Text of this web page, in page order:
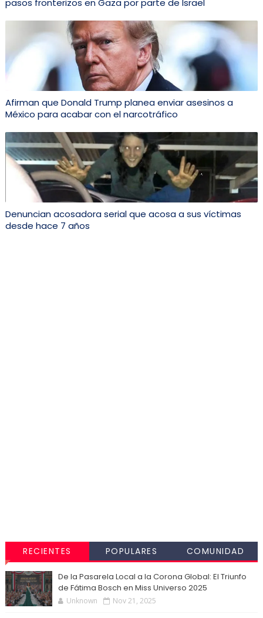
pasos fronterizos en Gaza por parte de Israel
Afirman que Donald Trump planea enviar asesinos a
México para acabar con el narcotráfico
Denuncian acosadora serial que acosa a sus víctimas
desde hace 7 años
RECIENTES POPULARES COMUNIDAD
De la Pasarela Local a la Corona Global: El Triunfo
de Fátima Bosch en Miss Universo 2025
Unknown Nov 21, 2025